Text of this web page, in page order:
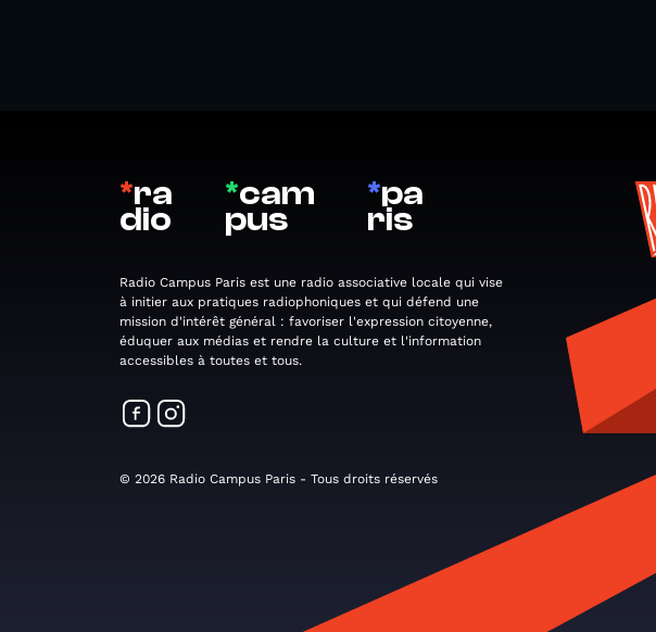
*ra
dio
*cam
pus
*pa
ris
Radio Campus Paris est une radio associative locale qui vise
à initier aux pratiques radiophoniques et qui défend une
mission d'intérêt général : favoriser l'expression citoyenne,
éduquer aux médias et rendre la culture et l'information
accessibles à toutes et tous.
© 2026 Radio Campus Paris - Tous droits réservés